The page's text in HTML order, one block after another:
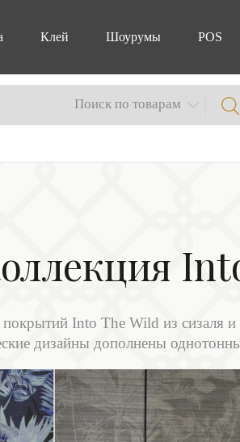
Клей Шоурумы POS
Поиск по товарам
Into The Wild из сизаля
дизайны дополнены